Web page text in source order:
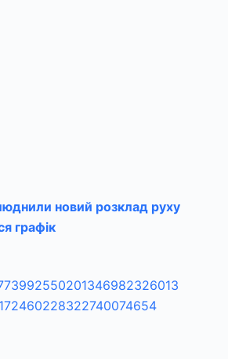
новий розклад руху
графік